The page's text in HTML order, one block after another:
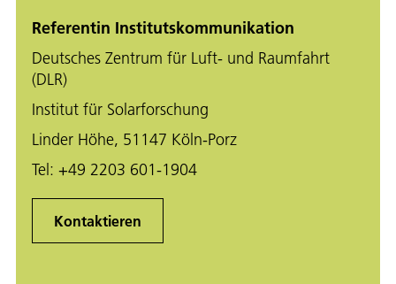
Referentin Institutskommunikation
Deutsches Zentrum für Luft- und Raumfahrt
(DLR)
Institut für Solarforschung
Linder Höhe, 51147 Köln-Porz
Tel: +49 2203 601-1904
Kontaktieren